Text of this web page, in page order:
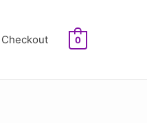
Checkout 0